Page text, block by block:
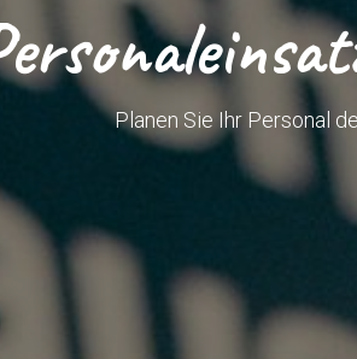
Planen Sie Ihr Personal